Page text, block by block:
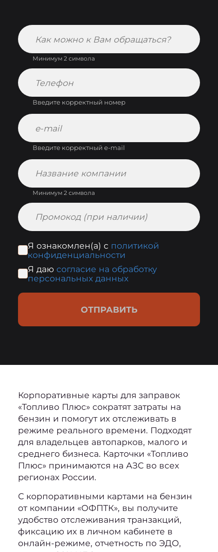
Минимум 2 символа
Введите корректный номер
Введите корректный e-mail
Минимум 2 символа
Я ознакомлен(а) с политикой
конфиденциальности
Я даю согласие на обработку
персональных данных
ОТПРАВИТЬ
Корпоративные карты для заправок
«Топливо Плюс» сократят затраты на
бензин и помогут их отслеживать в
режиме реального времени. Подходят
для владельцев автопарков, малого и
среднего бизнеса. Карточки «Топливо
Плюс» принимаются на АЗС во всех
регионах России.
С корпоративными картами на бензин
от компании «ОФПТК», вы получите
удобство отслеживания транзакций,
фиксацию их в личном кабинете в
онлайн-режиме, отчетность по ЭДО,